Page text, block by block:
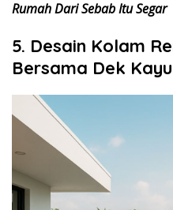
Rumah Dari Sebab Itu Segar
5. Desain Kolam
Bersama Dek Kayu